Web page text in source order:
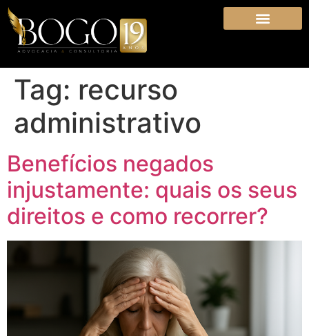
Tag: recurso
administrativo
Benefícios negados
injustamente: quais os seus
direitos e como recorrer?